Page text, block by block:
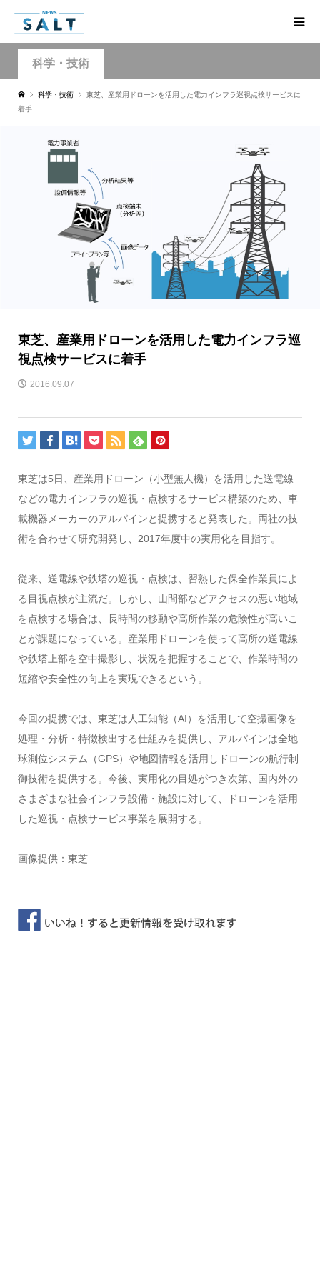
科学・技術
科学・技術
東芝、産業用ドローンを活用した電力インフラ巡視点検サービスに
着手
東芝、産業用ドローンを活用した電力インフラ巡
視点検サービスに着手
2016.09.07
東芝は5日、産業用ドローン（小型無人機）を活用した送電線
などの電力インフラの巡視・点検するサービス構築のため、車
載機器メーカーのアルパインと提携すると発表した。両社の技
術を合わせて研究開発し、2017年度中の実用化を目指す。
従来、送電線や鉄塔の巡視・点検は、習熟した保全作業員によ
る目視点検が主流だ。しかし、山間部などアクセスの悪い地域
を点検する場合は、長時間の移動や高所作業の危険性が高いこ
とが課題になっている。産業用ドローンを使って高所の送電線
や鉄塔上部を空中撮影し、状況を把握することで、作業時間の
短縮や安全性の向上を実現できるという。
今回の提携では、東芝は人工知能（AI）を活用して空撮画像を
処理・分析・特徴検出する仕組みを提供し、アルパインは全地
球測位システム（GPS）や地図情報を活用しドローンの航行制
御技術を提供する。今後、実用化の目処がつき次第、国内外の
さまざまな社会インフラ設備・施設に対して、ドローンを活用
した巡視・点検サービス事業を展開する。
画像提供：東芝